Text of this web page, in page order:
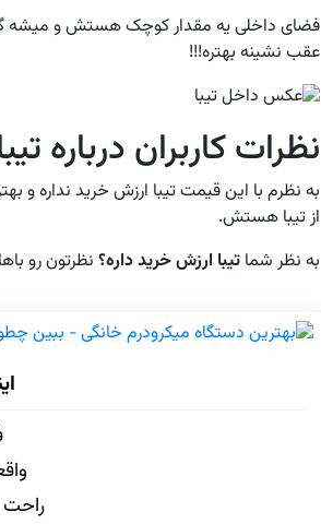
فضای داخلی یه مقدار کوچک هستش و میشه گفت
عقب نشینه بهتره!!!
نظرات کاربران درباره
به نظرم با این قیمت تیبا ارزش خرید نداره و
از تیبا هستش.
به نظر شما تیبا ارزش خرید داره؟ نظرتون رو
راحت